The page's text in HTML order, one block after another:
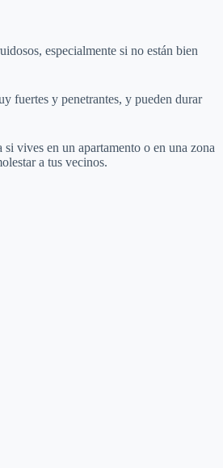
especialmente si no están bien
fuertes y penetrantes, y pueden durar
vives en un apartamento o en una zona
a tus vecinos.